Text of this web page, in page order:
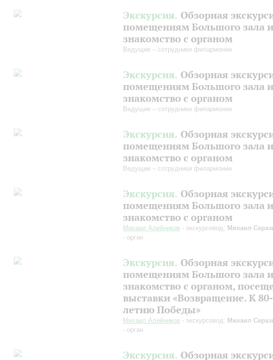
Экскурсия. Обзорная
помещениям Большого зала и
знакомство с органом
Ведущие – сотрудники филармонии
Экскурсия. Обзорная
помещениям Большого зала и
знакомство с органом
Ведущие – сотрудники филармонии
Экскурсия. Обзорная
помещениям Большого зала и
знакомство с органом
Ведущие – сотрудники филармонии
Экскурсия. Обзорная
помещениям Большого зала и
знакомство с органом
Михаил Алейников - экскурсовод; Михаил
- орган
Экскурсия. Обзорная
помещениям Большого зала и
знакомство с органом,
выставки «Возвращение. К 80-
летию Победы»
Михаил Алейников - экскурсовод; Михаил
- орган
Экскурсия. Обзорная